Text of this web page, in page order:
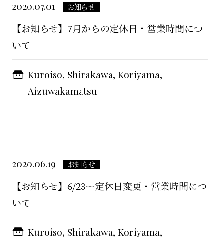
2020.07.01 お知らせ
【お知らせ】7月からの定休日・営業時間につ
いて
Kuroiso, Shirakawa, Koriyama,
Aizuwakamatsu
2020.06.19 お知らせ
【お知らせ】6/23〜定休日変更・営業時間につ
いて
Kuroiso, Shirakawa, Koriyama,